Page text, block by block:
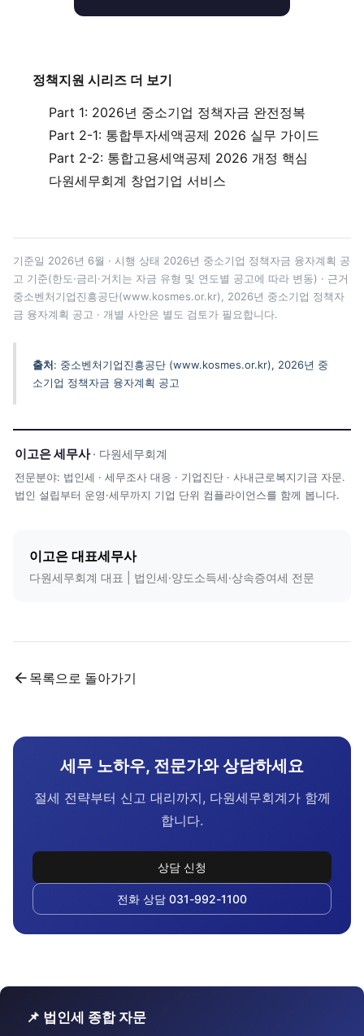
정책지원 시리즈 더 보기
Part 1: 2026년 중소기업 정책자금 완전정복
Part 2-1: 통합투자세액공제 2026 실무 가이드
Part 2-2: 통합고용세액공제 2026 개정 핵심
다원세무회계 창업기업 서비스
기준일 2026년 6월 · 시행 상태 2026년 중소기업 정책자금 융자계획 공
고 기준(한도·금리·거치는 자금 유형 및 연도별 공고에 따라 변동) · 근거
중소벤처기업진흥공단(www.kosmes.or.kr), 2026년 중소기업 정책자
금 융자계획 공고 · 개별 사안은 별도 검토가 필요합니다.
출처: 중소벤처기업진흥공단 (www.kosmes.or.kr), 2026년 중
소기업 정책자금 융자계획 공고
이고은 세무사· 다원세무회계
전문분야: 법인세 · 세무조사 대응 · 기업진단 · 사내근로복지기금 자문.
법인 설립부터 운영·세무까지 기업 단위 컴플라이언스를 함께 봅니다.
이고은 대표세무사
다원세무회계 대표 | 법인세·양도소득세·상속증여세 전문
목록으로 돌아가기
세무 노하우, 전문가와 상담하세요
절세 전략부터 신고 대리까지, 다원세무회계가 함께
합니다.
상담 신청
전화 상담 031-992-1100
📌 법인세 종합 자문